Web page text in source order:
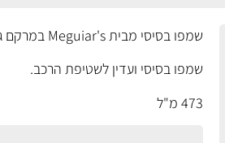
שמפו בסיסי מבית Meguiar's במרקם ג'ל
שמפו בסיסי ועדין לשטיפת הרכב.
473 מ"ל